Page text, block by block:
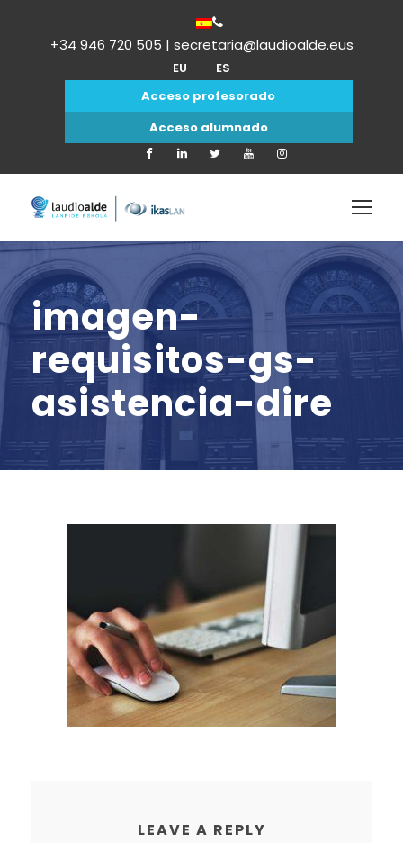
+34 946 720 505 | secretaria@laudioalde.eus
EU
ES
Acceso profesorado
Acceso alumnado
imagen-
requisitos-gs-
asistencia-dire
LEAVE A REPLY